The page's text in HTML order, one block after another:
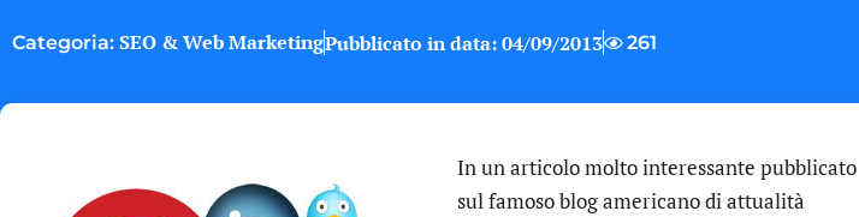
Categoria: SEO & Web MarketingPubblicato in data:04/09/2013 261
In un articolo molto interessante pubblicato
sul famoso blog americano di attualità